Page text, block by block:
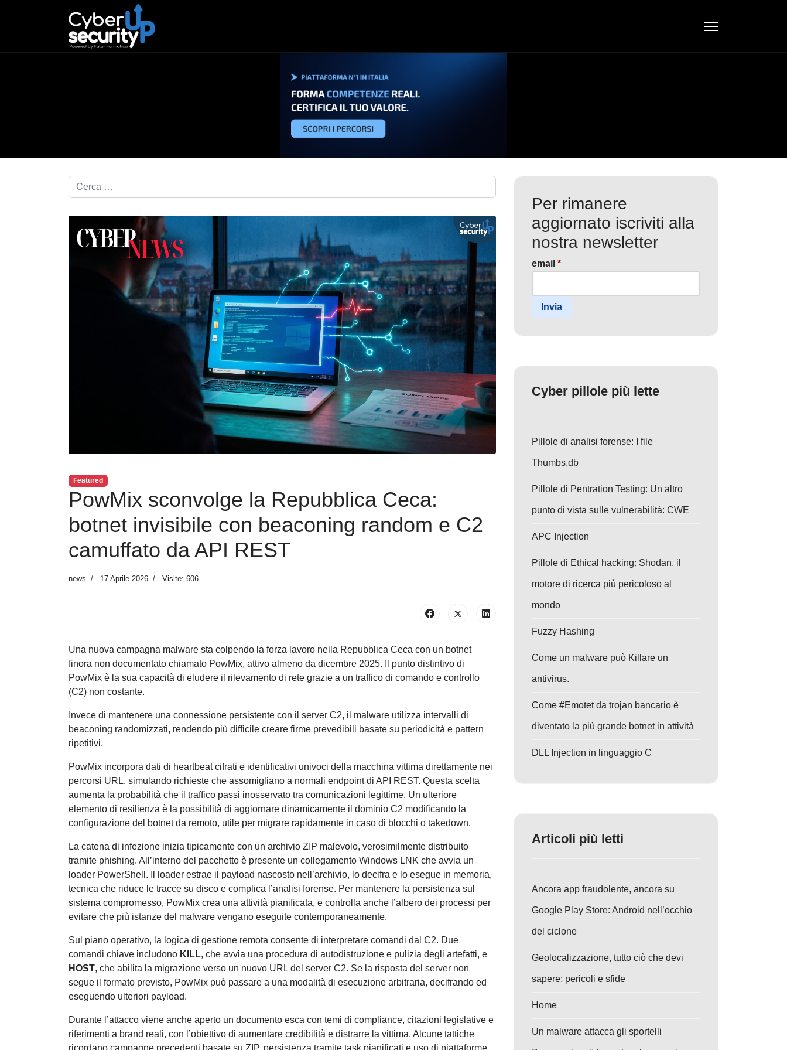
Cerca nel blog...
Featured
PowMix sconvolge la Repubblica Ceca:
botnet invisibile con beaconing random e C2
camuffato da API REST
news 17 Aprile 2026 Visite: 606
Una nuova campagna malware sta colpendo la forza lavoro nella Repubblica Ceca con un botnet
finora non documentato chiamato PowMix, attivo almeno da dicembre 2025. Il punto distintivo di
PowMix è la sua capacità di eludere il rilevamento di rete grazie a un traffico di comando e controllo
(C2) non costante.
Invece di mantenere una connessione persistente con il server C2, il malware utilizza intervalli di
beaconing randomizzati, rendendo più difficile creare firme prevedibili basate su periodicità e pattern
ripetitivi.
PowMix incorpora dati di heartbeat cifrati e identificativi univoci della macchina vittima direttamente nei
percorsi URL, simulando richieste che assomigliano a normali endpoint di API REST. Questa scelta
aumenta la probabilità che il traffico passi inosservato tra comunicazioni legittime. Un ulteriore
elemento di resilienza è la possibilità di aggiornare dinamicamente il dominio C2 modificando la
configurazione del botnet da remoto, utile per migrare rapidamente in caso di blocchi o takedown.
La catena di infezione inizia tipicamente con un archivio ZIP malevolo, verosimilmente distribuito
tramite phishing. All’interno del pacchetto è presente un collegamento Windows LNK che avvia un
loader PowerShell. Il loader estrae il payload nascosto nell’archivio, lo decifra e lo esegue in memoria,
tecnica che riduce le tracce su disco e complica l’analisi forense. Per mantenere la persistenza sul
sistema compromesso, PowMix crea una attività pianificata, e controlla anche l’albero dei processi per
evitare che più istanze del malware vengano eseguite contemporaneamente.
Sul piano operativo, la logica di gestione remota consente di interpretare comandi dal C2. Due
comandi chiave includono KILL, che avvia una procedura di autodistruzione e pulizia degli artefatti, e
HOST, che abilita la migrazione verso un nuovo URL del server C2. Se la risposta del server non
segue il formato previsto, PowMix può passare a una modalità di esecuzione arbitraria, decifrando ed
eseguendo ulteriori payload.
Durante l’attacco viene anche aperto un documento esca con temi di compliance, citazioni legislative e
riferimenti a brand reali, con l’obiettivo di aumentare credibilità e distrarre la vittima. Alcune tattiche
Per rimanere
aggiornato iscriviti alla
nostra newsletter
email *
Invia
Cyber pillole più lette
Pillole di analisi forense: I file
Thumbs.db
Pillole di Pentration Testing: Un altro
punto di vista sulle vulnerabilità: CWE
APC Injection
Pillole di Ethical hacking: Shodan, il
motore di ricerca più pericoloso al
mondo
Fuzzy Hashing
Come un malware può Killare un
antivirus.
Come #Emotet da trojan bancario è
diventato la più grande botnet in attività
DLL Injection in linguaggio C
Articoli più letti
Ancora app fraudolente, ancora su
Google Play Store: Android nell’occhio
del ciclone
Geolocalizzazione, tutto ciò che devi
sapere: pericoli e sfide
Home
Un malware attacca gli sportelli